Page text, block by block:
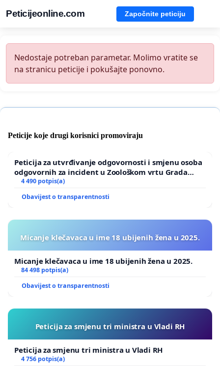
Peticijeonline.com Započnite peticiju
Nedostaje potreban parametar. Molimo vratite se
na stranicu peticije i pokušajte ponovno.
Peticije koje drugi korisnici promoviraju
Peticija za utvrđivanje odgovornosti i smjenu osoba
odgovornih za incident u Zoološkom vrtu Grada
Zagreba
4 490 potpis(a)
Obavijest o transparentnosti
Micanje klečavaca u ime 18 ubijenih žena u 2025.
Micanje klečavaca u ime 18 ubijenih žena u 2025.
84 498 potpis(a)
Obavijest o transparentnosti
Peticija za smjenu tri ministra u Vladi RH
Peticija za smjenu tri ministra u Vladi RH
4 756 potpis(a)